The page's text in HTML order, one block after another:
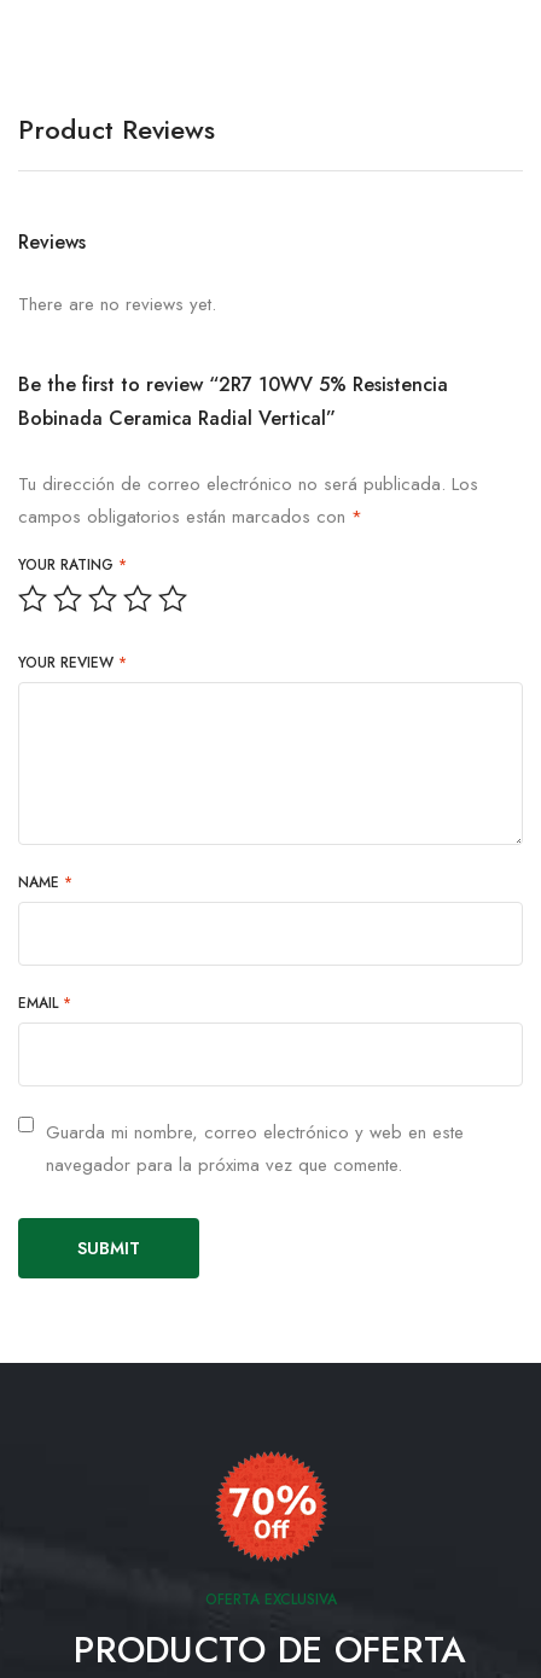
Product Reviews
Reviews
There are no reviews yet.
Be the first to review “2R7 10WV 5% Resistencia
Bobinada Ceramica Radial Vertical”
Tu dirección de correo electrónico no será publicada. Los
campos obligatorios están marcados con *
YOUR RATING *
YOUR REVIEW *
NAME *
EMAIL *
Guarda mi nombre, correo electrónico y web en este
navegador para la próxima vez que comente.
OFERTA EXCLUSIVA
PRODUCTO DE OFERTA